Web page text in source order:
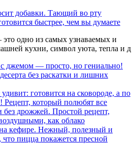
добавки. Тающий во рту
быстрее, чем вы думаете
одно из самых узнаваемых и
кухни, символ уюта, тепла и д
джемом — просто, но гениально!
без раскатки и лишних
готовится на сковороде, а по
Рецепт, который полюбят все
дрожжей. Простой рецепт,
как облако
кефире. Нежный, полезный и
что пицца покажется пресной